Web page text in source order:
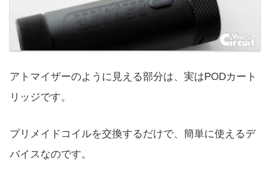
アトマイザーのように見える部分は、実はPODカート
リッジです。
プリメイドコイルを交換するだけで、簡単に使えるデ
バイスなのです。